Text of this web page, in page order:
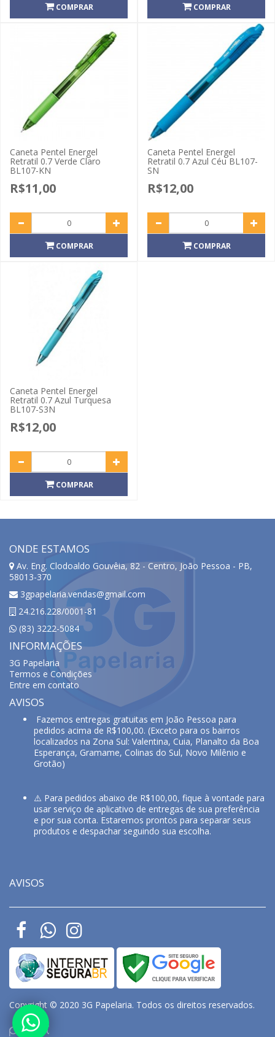
COMPRAR COMPRAR
Caneta Pentel Energel
Retratil 0.7 Verde Claro
BL107-KN
R$11,00
COMPRAR
Caneta Pentel Energel
Retratil 0.7 Azul Céu BL107-
SN
R$12,00
COMPRAR
Caneta Pentel Energel
Retratil 0.7 Azul Turquesa
BL107-S3N
R$12,00
COMPRAR
ONDE ESTAMOS
Av. Eng. Clodoaldo Gouvêia, 82 - Centro, João Pessoa - PB,
58013-370
3gpapelaria.vendas@gmail.com
24.216.228/0001-81
(83) 3222-5084
INFORMAÇÕES
3G Papelaria
Termos e Condições
Entre em contato
AVISOS
Fazemos entregas gratuitas em João Pessoa para
pedidos acima de R$100,00. (Exceto para os bairros
localizados na Zona Sul: Valentina, Cuia, Planalto da Boa
Esperança, Gramame, Colinas do Sul, Novo Milênio e
Grotão)
⚠️ Para pedidos abaixo de R$100,00, fique à vontade para
usar serviço de aplicativo de entregas de sua preferência
e por sua conta. Estaremos prontos para separar seus
produtos e despachar seguindo sua escolha.
AVISOS
Copyright © 2020 3G Papelaria. Todos os direitos reservados.